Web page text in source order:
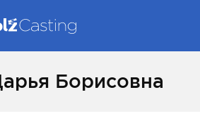
Борисовна